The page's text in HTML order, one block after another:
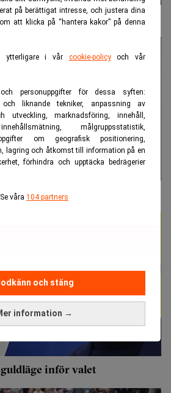
på berättigat intresse, och justera dina
att klicka på “hantera kakor” på denna
ytterligare i vår cookie-policyoch vår
personuppgifter för dessa syften:
och liknande tekniker, anpassning av
utveckling, marknadsföring, innehåll,
målgruppsstatistik,
om geografisk positionering,
lagring och åtkomst till information på en
förhindra och upptäcka bedrägerier
Se våra 104 partners
information →
och stäng
det åt räntehöjning
e-kronan igen
inför valet